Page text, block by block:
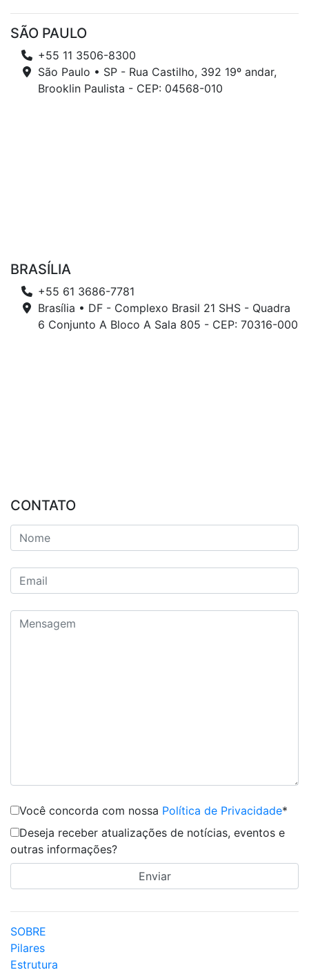
SÃO PAULO
+55 11 3506-8300
São Paulo • SP - Rua Castilho, 392 19º andar,
Brooklin Paulista - CEP: 04568-010
BRASÍLIA
+55 61 3686-7781
Brasília • DF - Complexo Brasil 21 SHS - Quadra
6 Conjunto A Bloco A Sala 805 - CEP: 70316-000
CONTATO
Você concorda com nossa Política de Privacidade*
Deseja receber atualizações de notícias, eventos e
outras informações?
SOBRE
Pilares
Estrutura